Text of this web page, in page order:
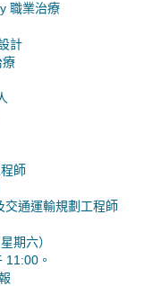
職業治療
計
療
師
通運輸規劃工程師
期六）
11:00。